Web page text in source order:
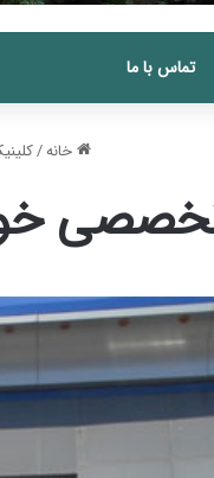
تماس با ما
خانه/